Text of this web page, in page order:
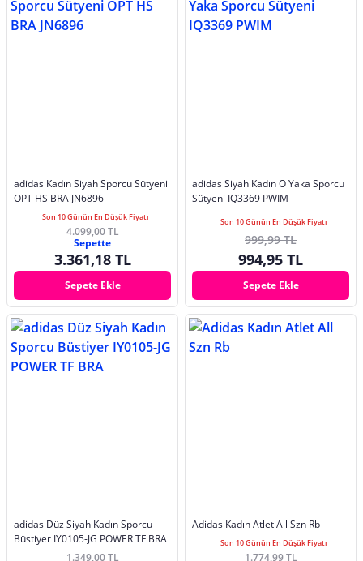
adidas Kadın Siyah Sporcu Sütyeni
OPT HS BRA JN6896
Son 10 Günün En Düşük Fiyatı
4.099,00 TL
Sepette
3.361,18 TL
Sepete Ekle
adidas Siyah Kadın O Yaka Sporcu
Sütyeni IQ3369 PWIM
Son 10 Günün En Düşük Fiyatı
999,99 TL
994,95 TL
Sepete Ekle
adidas Düz Siyah Kadın Sporcu
Büstiyer IY0105-JG POWER TF BRA
1.349,00 TL
Adidas Kadın Atlet All Szn Rb
Son 10 Günün En Düşük Fiyatı
1.774,99 TL